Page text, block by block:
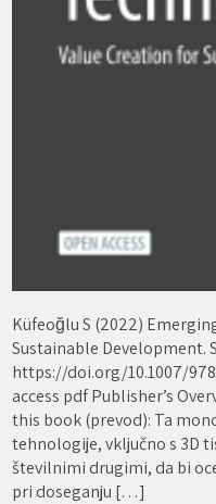
Küfeoğlu S (2022)
Sustainable Development.
https://doi.org/10.1007/
access pdf Publisher’s
this book (prevod): Ta
tehnologije, vključno s 3D
številnimi drugimi, da bi
pri doseganju […]